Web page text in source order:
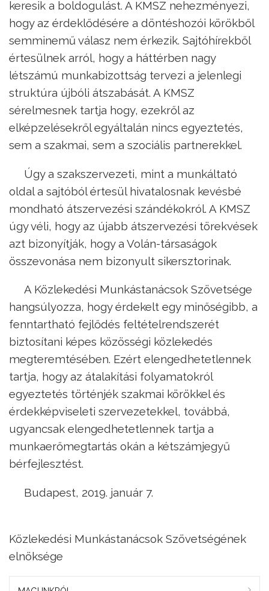
keresik a boldogulást. A KMSZ nehezményezi,
hogy az érdeklődésére a döntéshozói körökből
semminemű válasz nem érkezik. Sajtóhírekből
értesülnek arról, hogy a háttérben nagy
létszámú munkabizottság tervezi a jelenlegi
struktúra újbóli átszabását. A KMSZ
sérelmesnek tartja hogy, ezekről az
elképzelésekről egyáltalán nincs egyeztetés,
sem a szakmai, sem a szociális partnerekkel.
Úgy a szakszervezeti, mint a munkáltató
oldal a sajtóból értesül hivatalosnak kevésbé
mondható átszervezési szándékokról. A KMSZ
úgy véli, hogy az újabb átszervezési törekvések
azt bizonyítják, hogy a Volán-társaságok
összevonása nem bizonyult sikersztorinak.
A Közlekedési Munkástanácsok Szövetsége
hangsúlyozza, hogy érdekelt egy minőségibb, a
fenntartható fejlődés feltételrendszerét
biztosítani képes közösségi közlekedés
megteremtésében. Ezért elengedhetetlennek
tartja, hogy az átalakítási folyamatokról
egyeztetés történjék szakmai körökkel és
érdekképviseleti szervezetekkel, továbbá,
ugyancsak elengedhetetlennek tartja a
munkaerőmegtartás okán a kétszámjegyű
bérfejlesztést.
Budapest, 2019. január 7.
Közlekedési Munkástanácsok Szövetségének
elnöksége